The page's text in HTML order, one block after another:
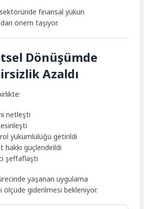
finansal yükün
önem taşıyor.
Dönüşümde
Azaldı
netleşti
yükümlülüğü getirildi
güçlendirildi
şeffaflaştı
yaşanan uygulama
ölçüde giderilmesi bekleniyor.